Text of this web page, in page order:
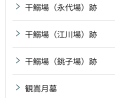
干鰯場（永代場）跡
干鰯場（江川場）跡
干鰯場（銚子場）跡
観嵩月墓